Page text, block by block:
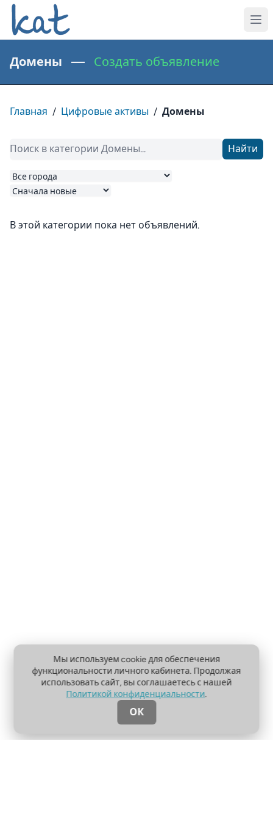
Домены — Создать объявление
Главная / Цифровые активы / Домены
Найти
В этой категории пока нет объявлений.
Мы используем cookie для обеспечения
функциональности личного кабинета. Продолжая
использовать сайт, вы соглашаетесь с нашей
Политикой конфиденциальности.
ОК